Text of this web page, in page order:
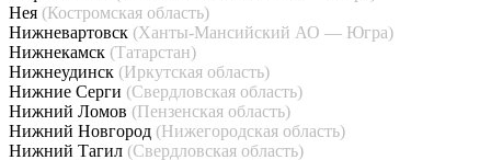
Нея (Костромская область)
Нижневартовск (Ханты-Мансийский АО — Югра)
Нижнекамск (Татарстан)
Нижнеудинск (Иркутская область)
Нижние Серги (Свердловская область)
Нижний Ломов (Пензенская область)
Нижний Новгород (Нижегородская область)
Нижний Тагил (Свердловская область)